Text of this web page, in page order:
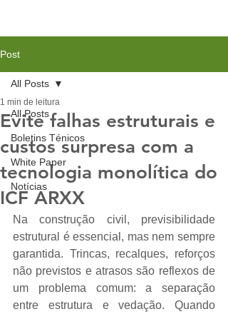
Post
All Posts
Boletins Ténicos
White Paper
Notícias
All Posts
Evite falhas estruturais e
custos surpresa com a
tecnologia monolítica do
ICF ARXX
1 min de leitura
Na construção civil, previsibilidade
estrutural é essencial, mas nem sempre
garantida. Trincas, recalques, reforços
não previstos e atrasos são reflexos de
um problema comum: a separação
entre estrutura e vedação. Quando